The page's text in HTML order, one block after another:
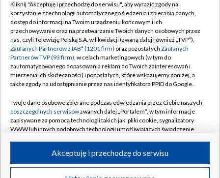
TVP
Abonament TVP
Emisja w TVP
Centrum informacji TVP
Naziemna Telewizja Cyfrowa
Rada Programowa
System NOS
Informacje o nadawcy
Program dla prasy
Regulamin TVP
Polityka prywatności
Moje zgody
Pomoc
Kontakt
Kanały
©2026 Telewizja Polska S.A. w likwidacji
Kliknij "Akceptuję i przechodzę do serwisu", aby wyrazić zgody na
korzystanie z technologii automatycznego śledzenia i zbierania danych,
dostęp do informacji na Twoim urządzeniu końcowym i ich
przechowywanie oraz na przetwarzanie Twoich danych osobowych przez
nas, czyli Telewizję Polską S.A. w likwidacji (zwaną dalej również „TVP”),
Zaufanych Partnerów z IAB* (1201 firm) oraz pozostałych Zaufanych
Partnerów TVP (93 firm), w celach marketingowych (w tym do
zautomatyzowanego dopasowania reklam do Twoich zainteresowań i
mierzenia ich skuteczności) i pozostałych, które wskazujemy poniżej, a
także zgody na udostępnianie przez nas identyfikatora PPID do Google.
Twoje dane osobowe zbierane podczas odwiedzania przez Ciebie naszych
poszczególnych serwisówzwanych dalej „Portalem”, w tym informacje
zapisywane za pomocą technologii takich jak: pliki cookie, sygnalizatory
WWW lub innych podobnych technologii umożliwiających świadczenie
ruchu w Internecie.
Twoje dane osobowe zbierane podczas odwiedzania przez Ciebie
Akceptuję i przechodzę do serwisu